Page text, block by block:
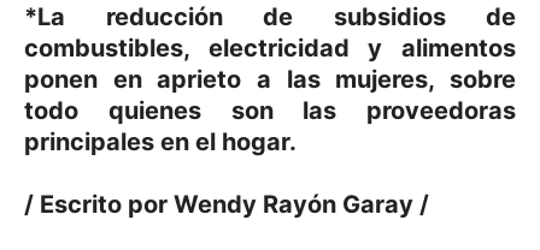
*La reducción de subsidios de
combustibles, electricidad y alimentos
ponen en aprieto a las mujeres, sobre
todo quienes son las proveedoras
principales en el hogar.
/ Escrito por Wendy Rayón Garay /